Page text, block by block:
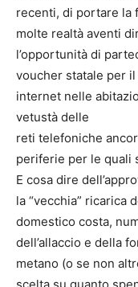
recenti, di portare la
molte realtà aventi
l’opportunità di
voucher statale per
internet nelle
vetustà delle
reti telefoniche
periferie per le quali
E cosa dire
la “vecchia” ricarica
domestico costa,
dell’allaccio e della
metano (o se non
scelta su quanto